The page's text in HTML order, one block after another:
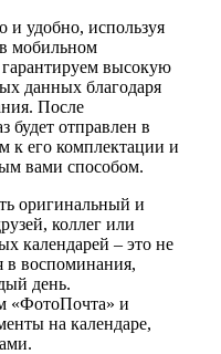
и удобно, используя
мобильном
высокую
данных благодаря
После
будет отправлен в
к его комплектации и
вами способом.
оригинальный и
коллег или
календарей – это не
в воспоминания,
день.
«ФотоПочта» и
на календаре,